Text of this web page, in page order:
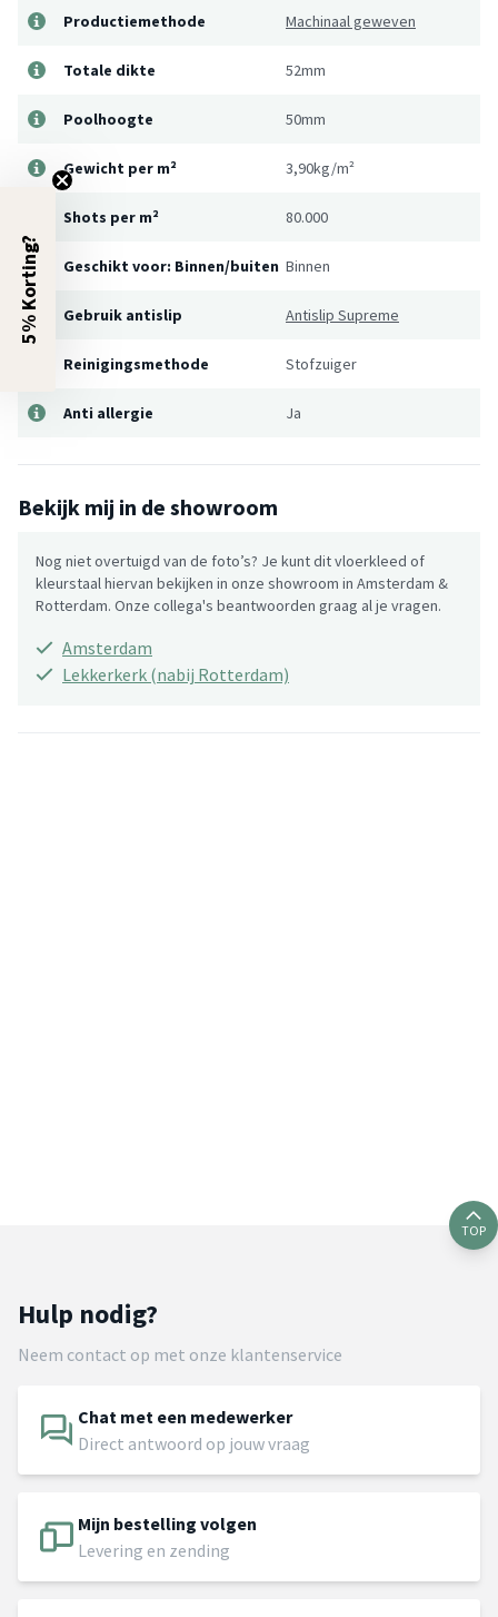
Productiemethode Machinaal geweven
Totale dikte 52mm
Poolhoogte 50mm
Gewicht per m² 3,90kg/m²
Shots per m² 80.000
Geschikt voor: Binnen/buiten Binnen
Gebruik antislip Antislip Supreme
Reinigingsmethode Stofzuiger
Anti allergie Ja
Bekijk mij in de showroom
Nog niet overtuigd van de foto’s? Je kunt dit vloerkleed of
kleurstaal hiervan bekijken in onze showroom in Amsterdam &
Rotterdam. Onze collega's beantwoorden graag al je vragen.
Amsterdam
Lekkerkerk (nabij Rotterdam)
TOP
Hulp nodig?
Neem contact op met onze klantenservice
Chat met een medewerker
Direct antwoord op jouw vraag
Mijn bestelling volgen
Levering en zending
5% Korting?